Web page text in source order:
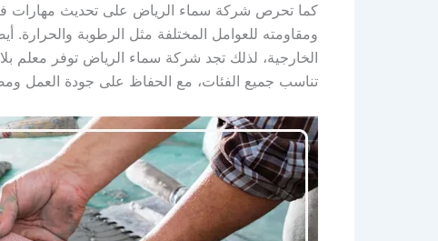
كما تحرص شركة سماء الرياض على تحديث مهارات
ومقاومته للعوامل المختلفة مثل الرطوبة
الخارجية، لذلك تجد شركة سماء الرياض توفر معلم
تناسب جميع الفئات، مع الحفاظ على جودة العمل